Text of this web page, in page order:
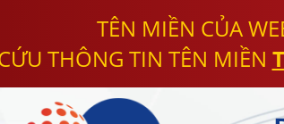
TÊN MIỀN CỦA
THÔNG TIN TÊN MIỀN